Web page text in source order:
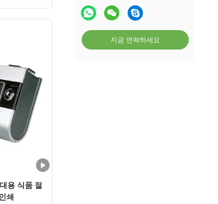
지금 연락하세요
용 식품 절
쇄